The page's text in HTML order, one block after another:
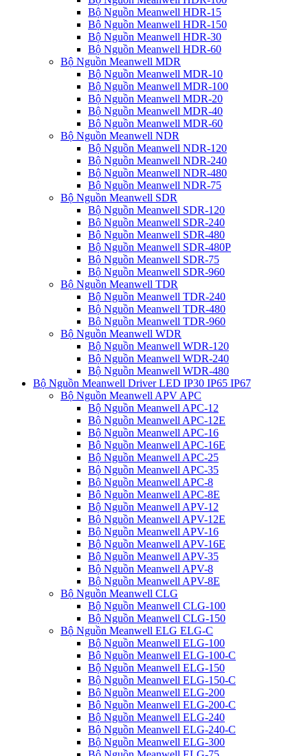
Bộ Nguồn Meanwell HDR-15
Bộ Nguồn Meanwell HDR-150
Bộ Nguồn Meanwell HDR-30
Bộ Nguồn Meanwell HDR-60
Bộ Nguồn Meanwell MDR
Bộ Nguồn Meanwell MDR-10
Bộ Nguồn Meanwell MDR-100
Bộ Nguồn Meanwell MDR-20
Bộ Nguồn Meanwell MDR-40
Bộ Nguồn Meanwell MDR-60
Bộ Nguồn Meanwell NDR
Bộ Nguồn Meanwell NDR-120
Bộ Nguồn Meanwell NDR-240
Bộ Nguồn Meanwell NDR-480
Bộ Nguồn Meanwell NDR-75
Bộ Nguồn Meanwell SDR
Bộ Nguồn Meanwell SDR-120
Bộ Nguồn Meanwell SDR-240
Bộ Nguồn Meanwell SDR-480
Bộ Nguồn Meanwell SDR-480P
Bộ Nguồn Meanwell SDR-75
Bộ Nguồn Meanwell SDR-960
Bộ Nguồn Meanwell TDR
Bộ Nguồn Meanwell TDR-240
Bộ Nguồn Meanwell TDR-480
Bộ Nguồn Meanwell TDR-960
Bộ Nguồn Meanwell WDR
Bộ Nguồn Meanwell WDR-120
Bộ Nguồn Meanwell WDR-240
Bộ Nguồn Meanwell WDR-480
Bộ Nguồn Meanwell Driver LED IP30 IP65 IP67
Bộ Nguồn Meanwell APV APC
Bộ Nguồn Meanwell APC-12
Bộ Nguồn Meanwell APC-12E
Bộ Nguồn Meanwell APC-16
Bộ Nguồn Meanwell APC-16E
Bộ Nguồn Meanwell APC-25
Bộ Nguồn Meanwell APC-35
Bộ Nguồn Meanwell APC-8
Bộ Nguồn Meanwell APC-8E
Bộ Nguồn Meanwell APV-12
Bộ Nguồn Meanwell APV-12E
Bộ Nguồn Meanwell APV-16
Bộ Nguồn Meanwell APV-16E
Bộ Nguồn Meanwell APV-35
Bộ Nguồn Meanwell APV-8
Bộ Nguồn Meanwell APV-8E
Bộ Nguồn Meanwell CLG
Bộ Nguồn Meanwell CLG-100
Bộ Nguồn Meanwell CLG-150
Bộ Nguồn Meanwell ELG ELG-C
Bộ Nguồn Meanwell ELG-100
Bộ Nguồn Meanwell ELG-100-C
Bộ Nguồn Meanwell ELG-150
Bộ Nguồn Meanwell ELG-150-C
Bộ Nguồn Meanwell ELG-200
Bộ Nguồn Meanwell ELG-200-C
Bộ Nguồn Meanwell ELG-240
Bộ Nguồn Meanwell ELG-240-C
Bộ Nguồn Meanwell ELG-300